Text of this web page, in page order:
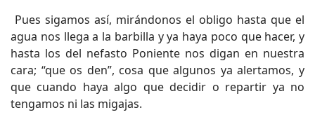
Pues sigamos así, mirándonos el obligo hasta que el
agua nos llega a la barbilla y ya haya poco que hacer, y
hasta los del nefasto Poniente nos digan en nuestra
cara; “que os den”, cosa que algunos ya alertamos, y
que cuando haya algo que decidir o repartir ya no
tengamos ni las migajas.